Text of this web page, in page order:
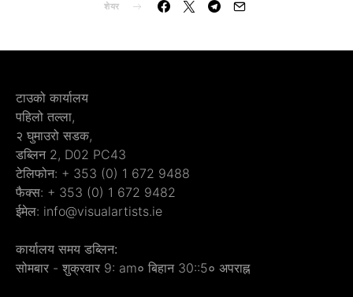
शेयर
टाउको कार्यालय
पहिलो तल्ला,
२ घुमाउरो सडक,
डब्लिन 2, D02 PC43
टेलिफोन: + 353 (0) 1 672 9488
फैक्स: + 353 (0) 1 672 9482
ईमेल: info@visualartists.ie
कार्यालय समय डब्लिन:
सोमबार - शुक्रवार 9: am० बिहान 30::5० अपराह्न